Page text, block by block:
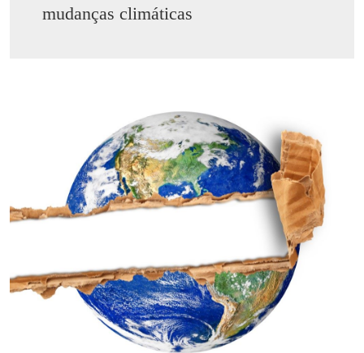
mudanças climáticas